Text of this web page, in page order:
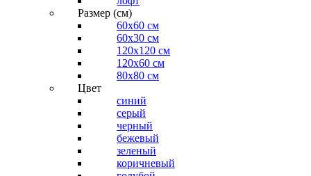
Размер (см)
60х60 см
60x30 см
120x120 см
120x60 см
80x80 см
Цвет
синий
серый
черный
бежевый
зеленый
коричневый